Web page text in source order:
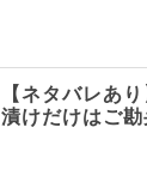
【ネタバレあ
漬けだけはご勘